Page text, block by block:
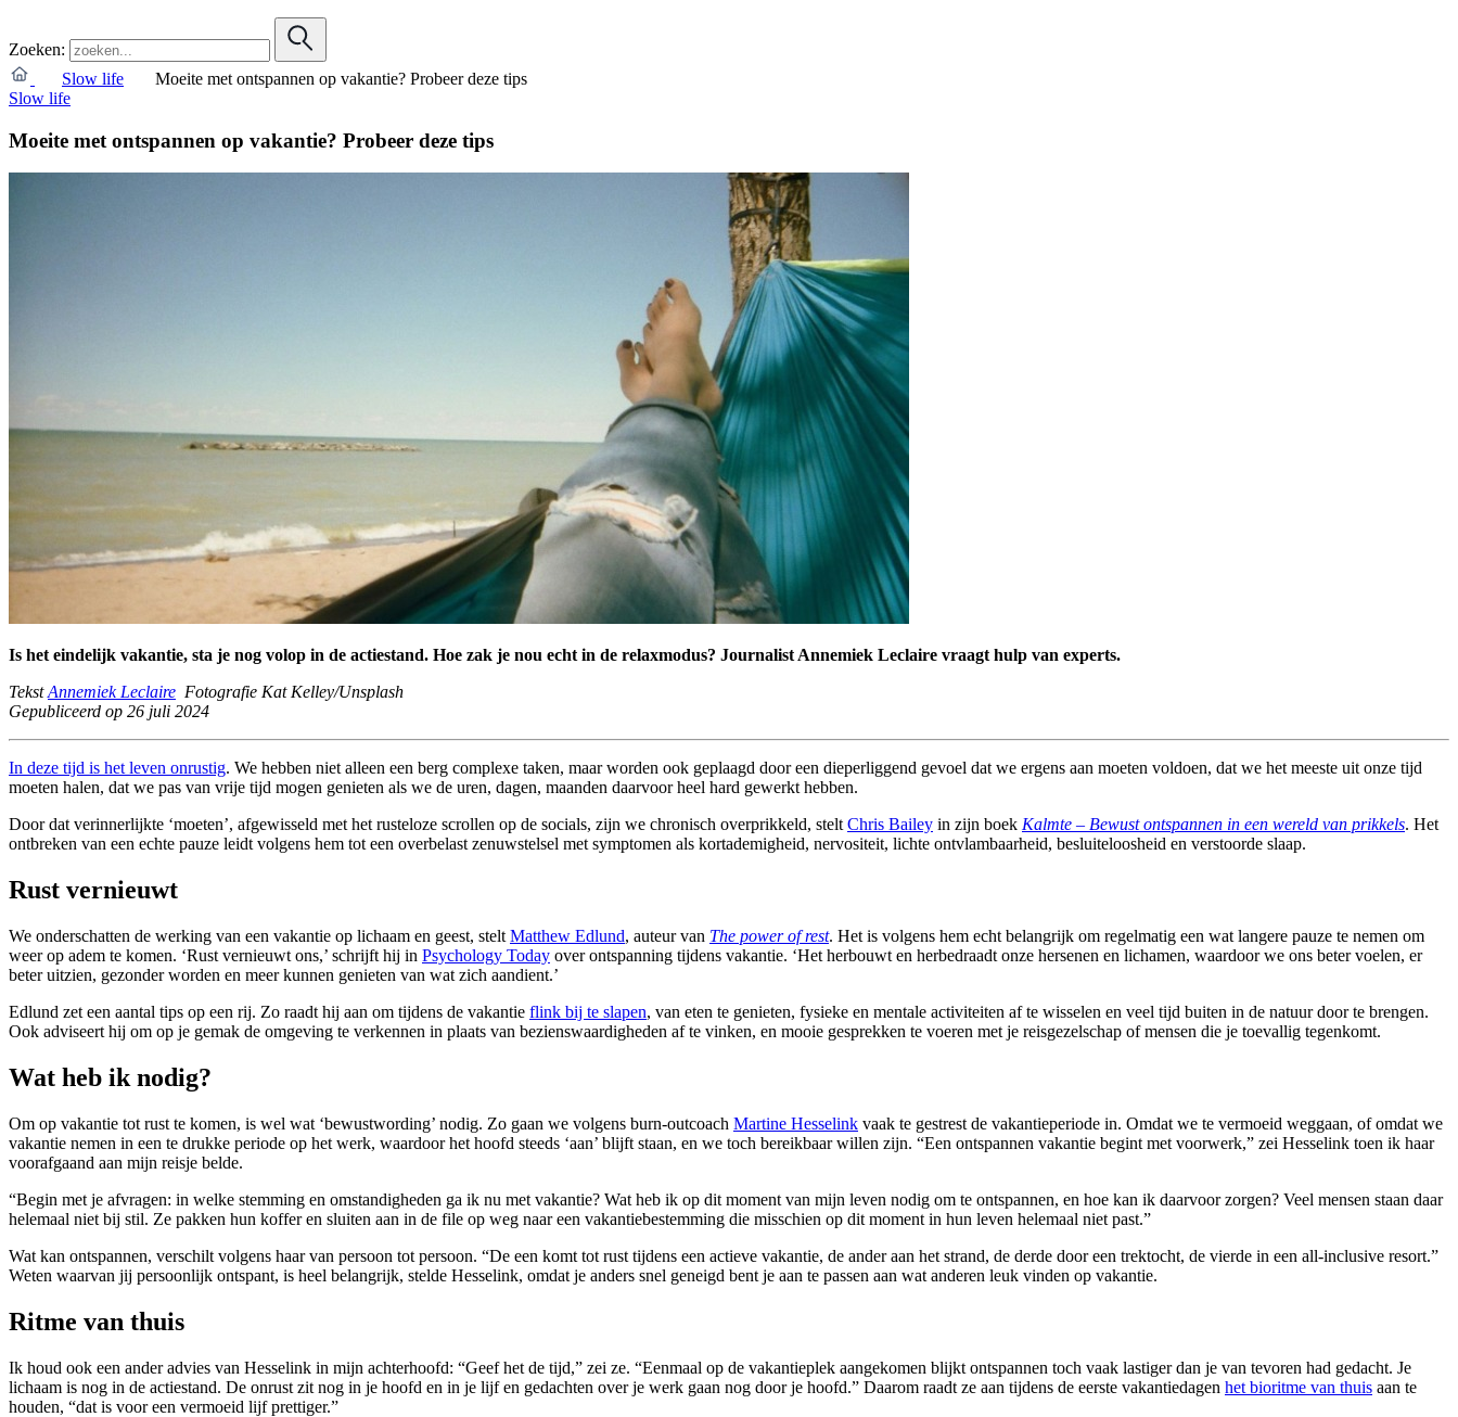
Zoeken:
Slow life
Moeite met ontspannen op vakantie? Probeer deze tips
Slow life
Moeite met ontspannen op vakantie? Probeer deze tips
Is het eindelijk vakantie, sta je nog volop in de actiestand. Hoe zak je nou echt in de relaxmodus? Journalist Annemiek Leclaire vraagt hulp van experts.
TekstAnnemiek Leclaire Fotografie Kat Kelley/Unsplash
Gepubliceerd op 26 juli 2024
In deze tijd is het leven onrustig. We hebben niet alleen een berg complexe taken, maar worden ook geplaagd door een dieperliggend gevoel dat we ergens aan moeten voldoen, dat we het meeste uit onze tijd
moeten halen, dat we pas van vrije tijd mogen genieten als we de uren, dagen, maanden daarvoor heel hard gewerkt hebben.
Door dat verinnerlijkte ‘moeten’, afgewisseld met het rusteloze scrollen op de socials, zijn we chronisch overprikkeld, stelt Chris Bailey in zijn boek Kalmte – Bewust ontspannen in een wereld van prikkels. Het
ontbreken van een echte pauze leidt volgens hem tot een over­belast zenuwstelsel met symptomen als kortademigheid, nervositeit, lichte ontvlambaarheid, besluiteloosheid en verstoorde slaap.
Rust vernieuwt
We onderschatten de werking van een vakantie op lichaam en geest, stelt Matthew Edlund, auteur van The power of rest. Het is volgens hem echt belangrijk om regelmatig een wat langere pauze te nemen om
weer op adem te komen. ‘Rust vernieuwt ons,’ schrijft hij in Psychology Today over ontspanning tijdens vakantie. ‘Het herbouwt en herbedraadt onze hersenen en lichamen, waardoor we ons beter voelen, er
beter uitzien, gezonder worden en meer kunnen genieten van wat zich aandient.’
Edlund zet een aantal tips op een rij. Zo raadt hij aan om tijdens de vakantie flink bij te slapen, van eten te genieten, fysieke en mentale activiteiten af te wisselen en veel tijd buiten in de natuur door te brengen.
Ook adviseert hij om op je gemak de omgeving te verkennen in plaats van bezienswaardigheden af te vinken, en mooie gesprekken te voeren met je reis­gezelschap of mensen die je toevallig tegenkomt.
Wat heb ik nodig?
Om op vakantie tot rust te komen, is wel wat ‘bewustwording’ nodig. Zo gaan we volgens burn-outcoach Martine Hesselink vaak te gestrest de vakantieperiode in. Omdat we te vermoeid weggaan, of omdat we
vakantie nemen in een te drukke periode op het werk, waardoor het hoofd steeds ‘aan’ blijft staan, en we toch bereikbaar willen zijn. “Een ontspannen vakantie begint met voorwerk,” zei Hesselink toen ik haar
voorafgaand aan mijn reisje belde.
“Begin met je afvragen: in welke stemming en omstandigheden ga ik nu met vakantie? Wat heb ik op dit moment van mijn leven nodig om te ontspannen, en hoe kan ik daarvoor zorgen? Veel mensen staan daar
helemaal niet bij stil. Ze pakken hun koffer en sluiten aan in de file op weg naar een vakantiebestemming die misschien op dit moment in hun leven helemaal niet past.”
Wat kan ontspannen, verschilt volgens haar van persoon tot persoon. “De een komt tot rust tijdens een actieve vakantie, de ander aan het strand, de derde door een trektocht, de vierde in een all-inclusive resort.”
Weten waarvan jij persoonlijk ontspant, is heel belangrijk, stelde Hesselink, omdat je anders snel geneigd bent je aan te passen aan wat anderen leuk vinden op vakantie.
Ritme van thuis
Ik houd ook een ander advies van Hesselink in mijn achterhoofd: “Geef het de tijd,” zei ze. “Eenmaal op de vakantieplek aangekomen blijkt ontspannen toch vaak lastiger dan je van tevoren had gedacht. Je
lichaam is nog in de actiestand. De onrust zit nog in je hoofd en in je lijf en gedachten over je werk gaan nog door je hoofd.” Daarom raadt ze aan tijdens de eerste vakantiedagen het bioritme van thuis aan te
houden, “dat is voor een vermoeid lijf prettiger.”